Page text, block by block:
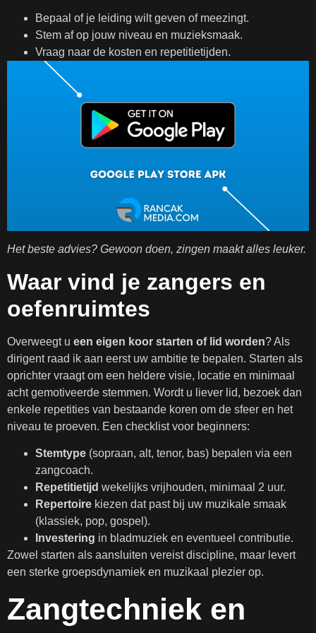
Bepaal of je leiding wilt geven of meezingt.
Stem af op jouw niveau en muzieksmaak.
Vraag naar de kosten en repetitietijden.
Het beste advies? Gewoon doen, zingen maakt alles leuker.
Waar vind je zangers en
oefenruimtes
Overweegt u een eigen koor starten of lid worden? Als
dirigent raad ik aan eerst uw ambitie te bepalen. Starten als
oprichter vraagt om een heldere visie, locatie en minimaal
acht gemotiveerde stemmen. Wordt u liever lid, bezoek dan
enkele repetities van bestaande koren om de sfeer en het
niveau te proeven. Een checklist voor beginners:
Stemtype (sopraan, alt, tenor, bas) bepalen via een
zangcoach.
Repetitietijd wekelijks vrijhouden, minimaal 2 uur.
Repertoire kiezen dat past bij uw muzikale smaak
(klassiek, pop, gospel).
Investering in bladmuziek en eventueel contributie.
Zowel starten als aansluiten vereist discipline, maar levert
een sterke groepsdynamiek en muzikaal plezier op.
Zangtechniek en